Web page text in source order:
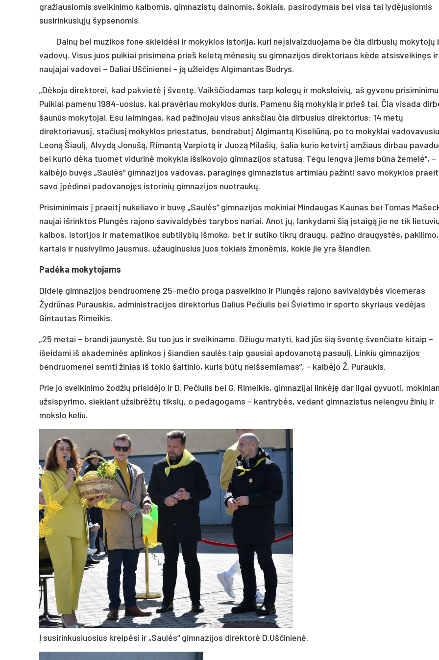
gražiausiomis sveikinimo kalbomis, gimnazistų dainomis, šokiais, pasirodymais bei visa tai lydėjusiomis
susirinkusiųjų šypsenomis.
Dainų bei muzikos fone skleidėsi ir mokyklos istorija, kuri neįsivaizduojama be čia dirbusių mokytojų
vadovų. Visus juos puikiai prisimena prieš keletą mėnesių su gimnazijos direktoriaus kėde atsisveikinęs ir
naujajai vadovei – Daliai Uščinienei – ją užleidęs Algimantas Budrys.
„Dėkoju direktorei, kad pakvietė į šventę. Vaikščiodamas tarp kolegų ir moksleivių, aš gyvenu
Puikiai pamenu 1984-uosius, kai pravėriau mokyklos duris. Pamenu šią mokyklą ir prieš tai. Čia visada
šaunūs mokytojai. Esu laimingas, kad pažinojau visus anksčiau čia dirbusius direktorius: 14 metų
direktoriavusį, stačiusį mokyklos priestatus, bendrabutį Algimantą Kiseliūną, po to mokyklai
Leoną Šiaulį, Alvydą Jonušą, Rimantą Varpiotą ir Juozą Milašių, šalia kurio ketvirtį amžiaus dirbau
bei kurio dėka tuomet vidurinė mokykla išsikovojo gimnazijos statusą. Tegu lengva jiems būna žemelė“, –
kalbėjo buvęs „Saulės“ gimnazijos vadovas, paraginęs gimnazistus artimiau pažinti savo mokyklos
savo įpėdinei padovanojęs istorinių gimnazijos nuotraukų.
Prisiminimais į praeitį nukeliavo ir buvę „Saulės“ gimnazijos mokiniai Mindaugas Kaunas bei Tomas
naujai išrinktos Plungės rajono savivaldybės tarybos nariai. Anot jų, lankydami šią įstaigą jie ne tik
kalbos, istorijos ir matematikos subtilybių išmoko, bet ir sutiko tikrų draugų, pažino draugystės,
kartais ir nusivylimo jausmus, užauginusius juos tokiais žmonėmis, kokie jie yra šiandien.
Padėka mokytojams
Didelę gimnazijos bendruomenę 25-mečio proga pasveikino ir Plungės rajono savivaldybės vicemeras
Žydrūnas Purauskis, administracijos direktorius Dalius Pečiulis bei Švietimo ir sporto skyriaus vedėjas
Gintautas Rimeikis.
„25 metai – brandi jaunystė. Su tuo jus ir sveikiname. Džiugu matyti, kad jūs šią šventę švenčiate kitaip –
išeidami iš akademinės aplinkos į šiandien saulės taip gausiai apdovanotą pasaulį. Linkiu gimnazijos
bendruomenei semti žinias iš tokio šaltinio, kuris būtų neišsemiamas“, – kalbėjo Ž. Puraukis.
Prie jo sveikinimo žodžių prisidėjo ir D. Pečiulis bei G. Rimeikis, gimnazijai linkėję dar ilgai gyvuoti,
užsispyrimo, siekiant užsibrėžtų tikslų, o pedagogams – kantrybės, vedant gimnazistus nelengvu žinių ir
mokslo keliu.
Į susirinkusiuosius kreipėsi ir „Saulės“ gimnazijos direktorė D.Uščinienė.